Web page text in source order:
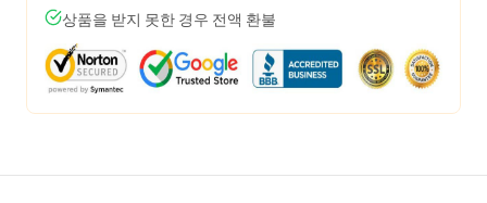
상품을 받지 못한 경우 전액 환불